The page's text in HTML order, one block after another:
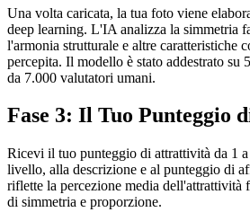
Una volta caricata, la tua foto viene
deep learning. L'IA analizza la simmetria
l'armonia strutturale e altre caratteristiche
percepita. Il modello è stato addestrato
da 7.000 valutatori umani.
Fase 3: Il Tuo Punteggio
Ricevi il tuo punteggio di attrattività da 1
livello, alla descrizione e al punteggio di
riflette la percezione media dell'attrattività
di simmetria e proporzione.